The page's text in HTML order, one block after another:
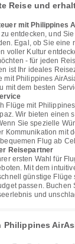
Reise und
mit Philippines
entdecken, und
Egal, ob Sie eine
voller Kultur
- für jeden
ist Ihr ideales
mit Philippines
mit dem besten
Flüge mit
Wir bieten einen
Sie spezielle
Kommunikation mit
Flug ab
Reisepartner
ersten Wahl für
Mit dem
günstige Flüge
passen. Buchen
und
Philippines